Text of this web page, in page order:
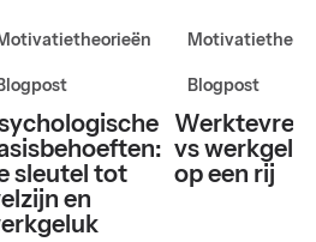
sleutel tot
en
Blogpost
vs
op een rij